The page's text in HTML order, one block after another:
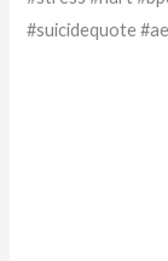
#suicidequote